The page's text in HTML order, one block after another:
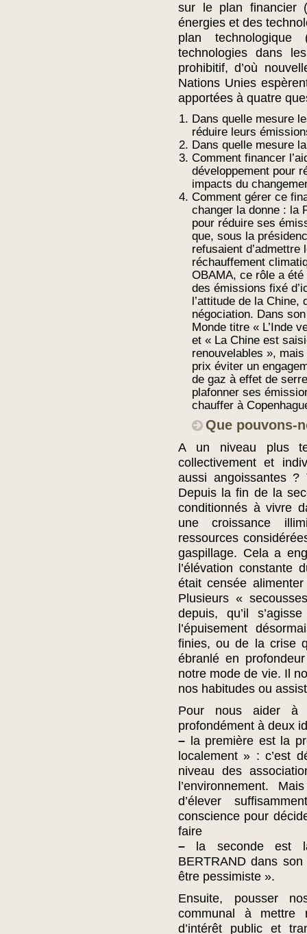
sur le plan financier
énergies et des
plan technologique
technologies dans
prohibitif, d’où
Nations Unies
apportées à quatre
Dans quelle mesure
réduire leurs
Dans quelle mesure
Comment financer
développement pour
impacts du
Comment gérer ce
changer la donne : la
pour réduire ses
que, sous la
refusaient d’admettre
réchauffement
OBAMA, ce rôle a
des émissions fixé
l’attitude de la Chine,
négociation. Dans
Monde titre « L’Inde
et « La Chine est
renouvelables »,
prix éviter un
de gaz à effet de
plafonner ses
chauffer à
Que pouvons-
A un niveau plus
collectivement et
aussi angoissantes ?
Depuis la fin de la
conditionnés à vivre
une croissance
ressources
gaspillage. Cela a
l’élévation
était censée
Plusieurs «
depuis, qu’il
l’épuisement
finies, ou de la crise
ébranlé en
notre mode de vie. Il
nos habitudes ou
Pour nous aider à
profondément à deux
– la première est la
localement » : c’est
niveau des
l’environnement.
d’élever
conscience pour
faire
– la seconde est
BERTRAND dans
être pessimiste ».
Ensuite, pousser
communal à mettre
d’intérêt public et